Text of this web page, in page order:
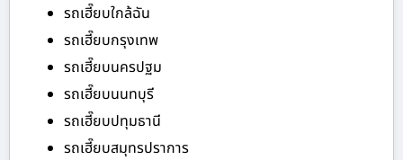
รถเฮี๊ยบใกล้ฉัน
รถเฮี๊ยบกรุงเทพ
รถเฮี๊ยบนครปฐม
รถเฮี๊ยบนนทบุรี
รถเฮี๊ยบปทุมธานี
รถเฮี๊ยบสมุทรปราการ